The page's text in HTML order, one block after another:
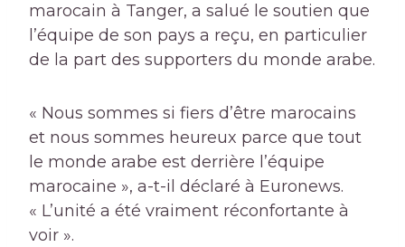
marocain à Tanger, a salué le soutien que
l’équipe de son pays a reçu, en particulier
de la part des supporters du monde arabe.
« Nous sommes si fiers d’être marocains
et nous sommes heureux parce que tout
le monde arabe est derrière l’équipe
marocaine », a-t-il déclaré à Euronews.
« L’unité a été vraiment réconfortante à
voir ».